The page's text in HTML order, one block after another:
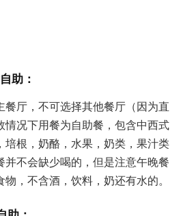
助：
餐厅，不可选择其他餐厅（因为直
情况下用餐为自助餐，包含中西式
培根，奶酪，水果，奶类，果汁类
并不会缺少喝的，但是注意午晚餐
，不含酒，饮料，奶还有水的。